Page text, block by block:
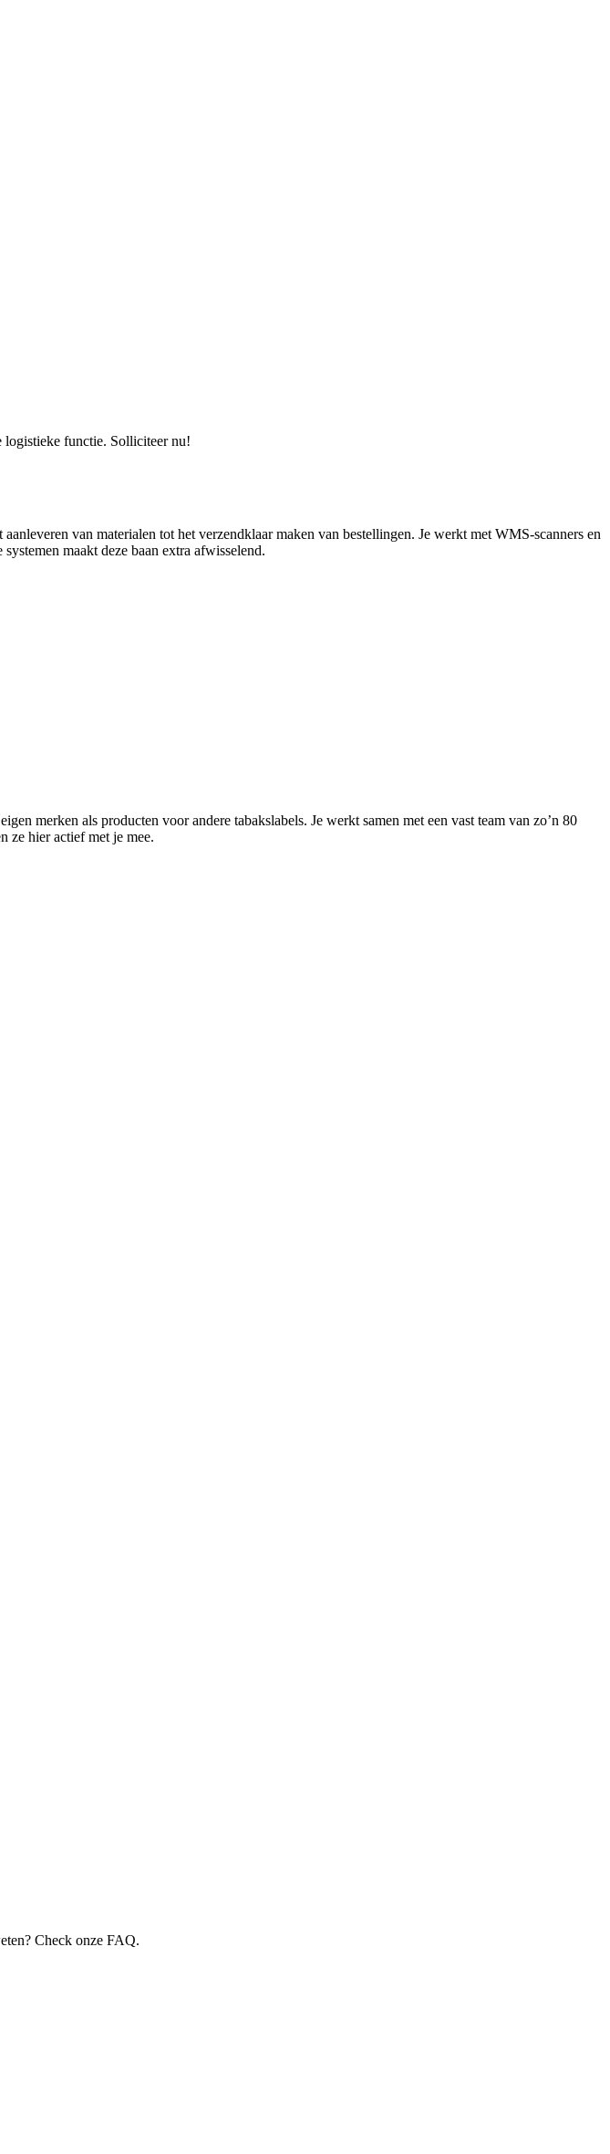
logistieke functie. Solliciteer nu!
van materialen tot het verzendklaar maken van bestellingen. Je werkt met WMS-scanners en
maakt deze baan extra afwisselend.
merken als producten voor andere tabakslabels. Je werkt samen met een vast team van zo’n 80
ze hier actief met je mee.
Check onze FAQ.